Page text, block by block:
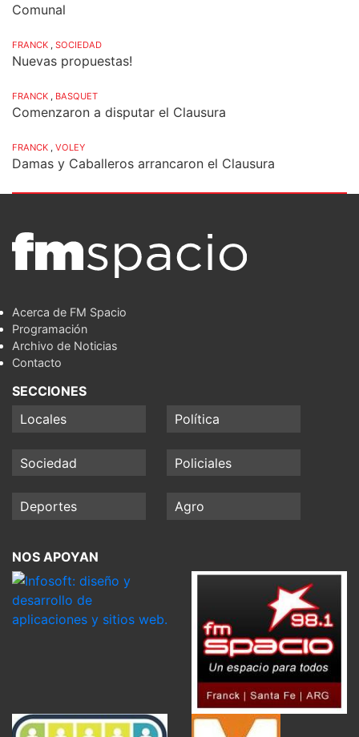
Comunal
FRANCK SOCIEDAD
Nuevas propuestas!
FRANCK BASQUET
Comenzaron a disputar el Clausura
FRANCK VOLEY
Damas y Caballeros arrancaron el Clausura
Acerca de FM Spacio
Programación
Archivo de Noticias
Contacto
SECCIONES
Locales
Política
Sociedad Policiales
Deportes Agro
NOS APOYAN